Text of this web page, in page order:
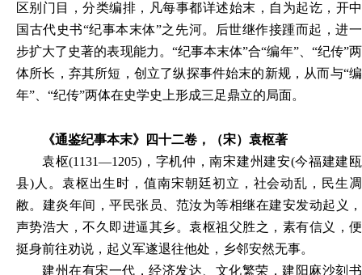
区别门目，分类编排，凡每事都详述始末，自为起讫，开中
国古代史书“纪事本末体”之先河。后世继作接踵而起，进一
步扩大了史著的表现能力。“纪事本末体”合“编年”、“纪传”两
体所长，弃其所短，创立了纵探事件始末的新规，从而与“编
年”、“纪传”两体在史学史上形成三足鼎立的局面。
《通鉴纪事本末》四十二卷，（宋）袁枢著
袁枢(1131—1205)，字机仲，南宋建州建安(今福建建瓯
县)人。袁枢出生时，值南宋朝廷初立，社会动乱，民生凋
敝。建炎年间，平民张员、范汝为等相继在建安发动起义，
声势浩大，不久即进逼其乡。袁枢祖父胜之，素有信义，便
挺身前往劝说，起义军遂退往他处，乡邻安然无事。
建州在有宋一代，经济发达、文化繁荣，建阳麻沙刻书